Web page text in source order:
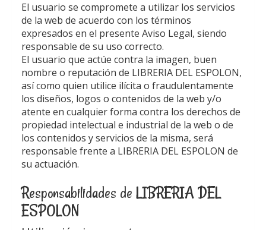
El usuario se compromete a utilizar los servicios
de la web de acuerdo con los términos
expresados en el presente Aviso Legal, siendo
responsable de su uso correcto.
El usuario que actúe contra la imagen, buen
nombre o reputación de LIBRERIA DEL ESPOLON,
así como quien utilice ilícita o fraudulentamente
los diseños, logos o contenidos de la web y/o
atente en cualquier forma contra los derechos de
propiedad intelectual e industrial de la web o de
los contenidos y servicios de la misma, será
responsable frente a LIBRERIA DEL ESPOLON de
su actuación.
Responsabilidades de LIBRERIA DEL
ESPOLON